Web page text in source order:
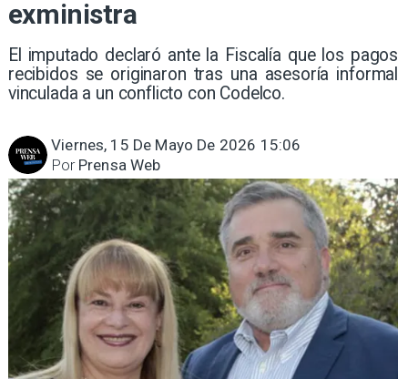
exministra
El imputado declaró ante la Fiscalía que los pagos
recibidos se originaron tras una asesoría informal
vinculada a un conflicto con Codelco.
Viernes, 15 De Mayo De 2026 15:06
Prensa Web
Por